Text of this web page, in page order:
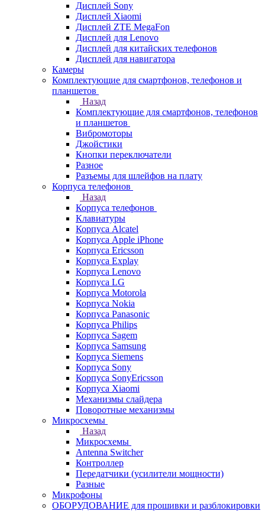
Дисплей Sony
Дисплей Xiaomi
Дисплей ZTE MegaFon
Дисплей для Lenovo
Дисплей для китайских телефонов
Дисплей для навигатора
Камеры
Комплектующие для смартфонов, телефонов и
планшетов
Назад
Комплектующие для смартфонов, телефонов
и планшетов
Вибромоторы
Джойстики
Кнопки переключатели
Разное
Разъемы для шлейфов на плату
Корпуса телефонов
Назад
Корпуса телефонов
Клавиатуры
Корпуса Alcatel
Корпуса Apple iPhone
Корпуса Ericsson
Корпуса Explay
Корпуса Lenovo
Корпуса LG
Корпуса Motorola
Корпуса Nokia
Корпуса Panasonic
Корпуса Philips
Корпуса Sagem
Корпуса Samsung
Корпуса Siemens
Корпуса Sony
Корпуса SonyEricsson
Корпуса Xiaomi
Механизмы слайдера
Поворотные механизмы
Микросхемы
Назад
Микросхемы
Antenna Switcher
Контроллер
Передатчики (усилители мощности)
Разные
Микрофоны
ОБОРУДОВАНИЕ для прошивки и разблокировки